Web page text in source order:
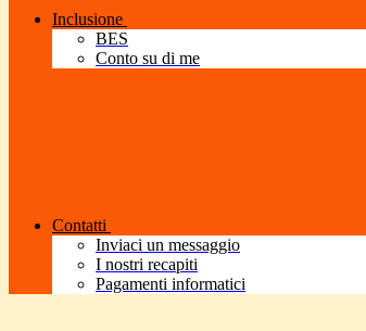
Inclusione
BES
Conto su di me
Contatti
Inviaci un messaggio
I nostri recapiti
Pagamenti informatici